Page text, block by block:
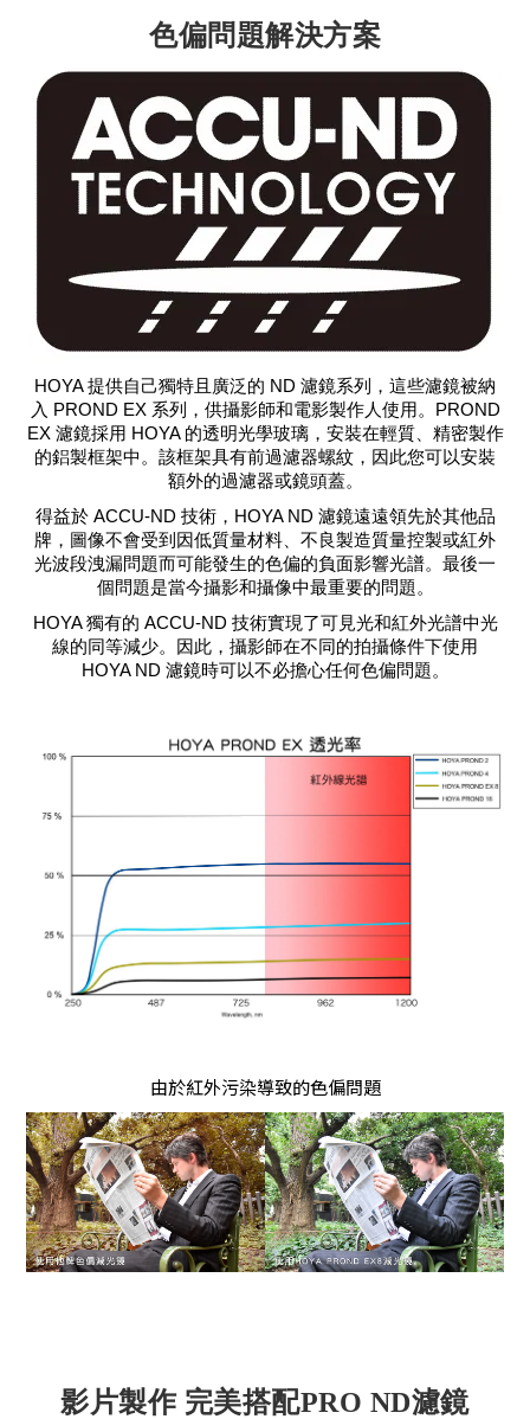
色偏問題解決方案
HOYA 提供自己獨特且廣泛的 ND 濾鏡系列，這些濾鏡被納
入 PROND EX 系列，供攝影師和電影製作人使用。PROND
EX 濾鏡採用 HOYA 的透明光學玻璃，安裝在輕質、精密製作
的鋁製框架中。該框架具有前過濾器螺紋，因此您可以安裝
額外的過濾器或鏡頭蓋。
得益於 ACCU-ND 技術，HOYA ND 濾鏡遠遠領先於其他品
牌，圖像不會受到因低質量材料、不良製造質量控製或紅外
光波段洩漏問題而可能發生的色偏的負面影響光譜。最後一
個問題是當今攝影和攝像中最重要的問題。
HOYA 獨有的 ACCU-ND 技術實現了可見光和紅外光譜中光
線的同等減少。因此，攝影師在不同的拍攝條件下使用
HOYA ND 濾鏡時可以不必擔心任何色偏問題。
由於紅外污染導致的色偏問題
影片製作 完美搭配PRO ND濾鏡